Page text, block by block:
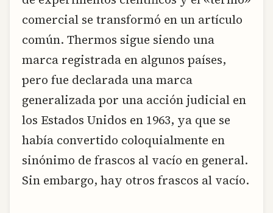
comercial se transformó en un artículo
común. Thermos sigue siendo una
marca registrada en algunos países,
pero fue declarada una marca
generalizada por una acción judicial en
los Estados Unidos en 1963, ya que se
había convertido coloquialmente en
sinónimo de frascos al vacío en general.
Sin embargo, hay otros frascos al vacío.